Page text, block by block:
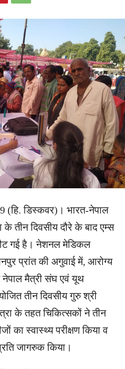
(हि. डिस्कवर)। भारत-नेपाल
के तीन दिवसीय दौरे के बाद एम्स
गई है। नेशनल मेडिकल
प्रांत की अगुवाई में, आरोग्य
नेपाल मैत्री संघ एवं यूथ
तीन दिवसीय गुरु श्री
के तहत चिकित्सकों ने तीन
का स्वास्थ्य परीक्षण किया व
जागरुक किया।